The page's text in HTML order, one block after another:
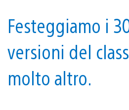
Festeggiamo i
versioni del
molto altro.